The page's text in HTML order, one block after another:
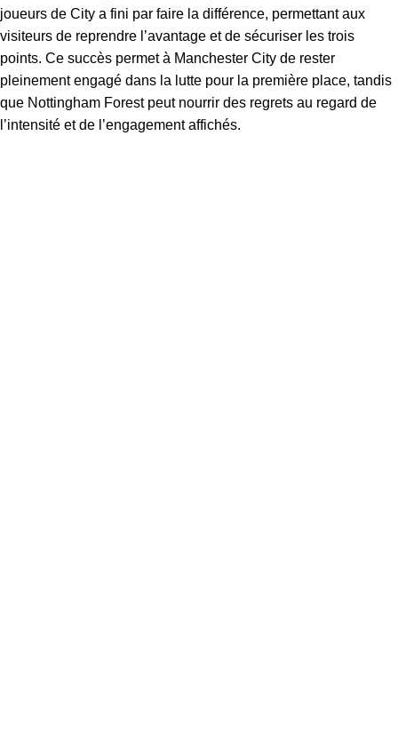
joueurs de City a fini par faire la différence, permettant aux
visiteurs de reprendre l’avantage et de sécuriser les trois
points. Ce succès permet à Manchester City de rester
pleinement engagé dans la lutte pour la première place, tandis
que Nottingham Forest peut nourrir des regrets au regard de
l’intensité et de l’engagement affichés.